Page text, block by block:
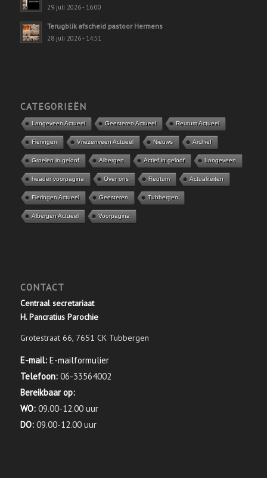
29 juli 2026 - 16:00
Terugblik afscheid pastoor Hermens
28 juli 2026 - 14:51
CATEGORIEËN
Langeveen Actueel Geesteren Actueel Reutum Actueel
Fleringen Vriezenveen Actueel Nieuws Archief
Groeien in geloof Albergen Actief in geloof Langeveen
header voorpagina Over ons Reutum Actualiteiten
Fleringen Actueel Geesteren Tubbergen
Albergen Actueel Voorpagina
CONTACT
Centraal secretariaat
H. Pancratius Parochie
Grotestraat 66, 7651 CK Tubbergen
E-mail: E-mailformulier
Telefoon: 06-33564002
Bereikbaar op:
WO: 09.00-12.00 uur
DO: 09.00-12.00 uur